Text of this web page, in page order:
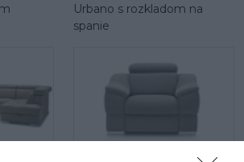
Urbano s rozkladom na
spanie